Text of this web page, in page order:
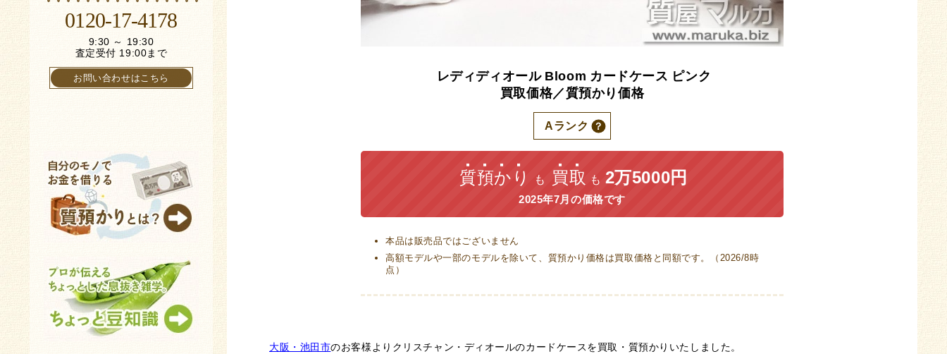
レディディオール Bloom カードケース ピンク
買取価格／質預かり価格
Aランク
質預かり も 買取 も 2万5000円
2025年7月の価格です
本品は販売品ではございません
高額モデルや一部のモデルを除いて、質預かり価格は買取価格と同額です。（2026/8時
点）
大阪・池田市のお客様よりクリスチャン・ディオールのカードケースを買取・質預かりいたしました。
0120-17-4178
9:30 ～ 19:30
査定受付 19:00まで
お問い合わせはこちら